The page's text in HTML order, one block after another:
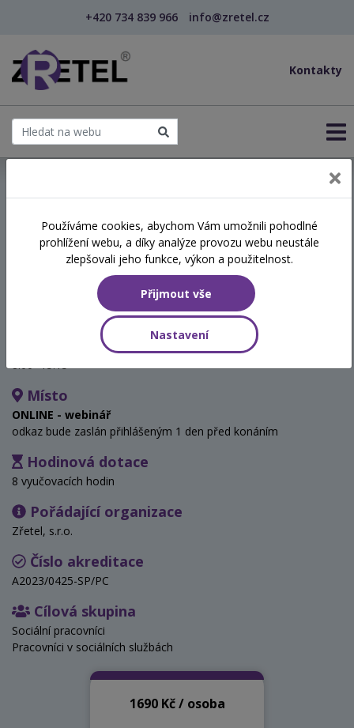
+420 734 839 966 info@zretel.cz
Kontakty
Úvod do problematiky
bezdomovectví
8:00- 15:15
Místo
ONLINE - webinář
odkaz bude zaslán přihlášeným 1 den před konáním
Hodinová dotace
8 vyučovacích hodin
Pořádající organizace
Zřetel, s.r.o.
Číslo akreditace
A2023/0425-SP/PC
Cílová skupina
Sociální pracovníci
Pracovníci v sociálních službách
1690 Kč / osoba
Používáme cookies, abychom Vám umožnili pohodlné
prohlížení webu, a díky analýze provozu webu neustále
zlepšovali jeho funkce, výkon a použitelnost.
Přijmout vše
Nastavení